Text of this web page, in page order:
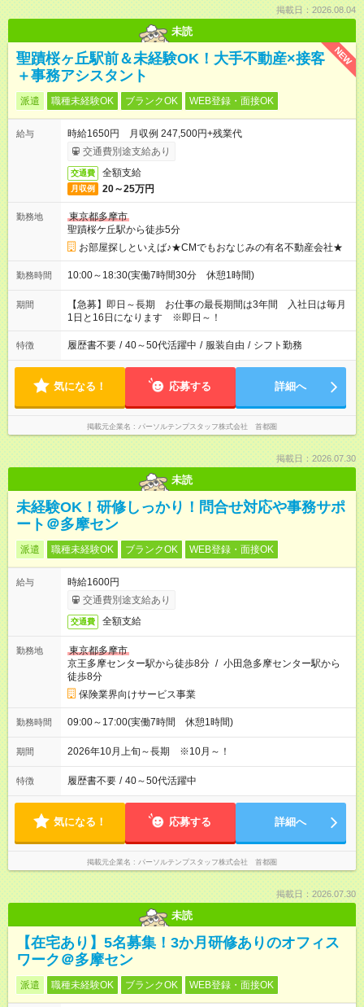
掲載日：2026.08.04
未読
NEW
聖蹟桜ヶ丘駅前＆未経験OK！大手不動産×接客
＋事務アシスタント
派遣 職種未経験OK ブランクOK WEB登録・面接OK
給与
時給1650円 月収例 247,500円+残業代
交通費別途支給あり
交通費 全額支給
月収例 20～25万円
勤務地
東京都多摩市
聖蹟桜ケ丘駅から徒歩5分
お部屋探しといえば♪★CMでもおなじみの有名不動産会社★
勤務時間 10:00～18:30(実働7時間30分 休憩1時間)
期間
【急募】即日～長期 お仕事の最長期間は3年間 入社日は毎月
1日と16日になります ※即日～！
特徴 履歴書不要 / 40～50代活躍中 / 服装自由 / シフト勤務
気になる！ 応募する 詳細へ
掲載元企業名 パーソルテンプスタッフ株式会社 首都圏
掲載日：2026.07.30
未読
未経験OK！研修しっかり！問合せ対応や事務サポ
ート＠多摩セン
派遣 職種未経験OK ブランクOK WEB登録・面接OK
給与
時給1600円
交通費別途支給あり
交通費 全額支給
勤務地
東京都多摩市
京王多摩センター駅から徒歩8分 / 小田急多摩センター駅から
徒歩8分
保険業界向けサービス事業
勤務時間 09:00～17:00(実働7時間 休憩1時間)
期間 2026年10月上旬～長期 ※10月～！
特徴 履歴書不要 / 40～50代活躍中
気になる！ 応募する 詳細へ
掲載元企業名 パーソルテンプスタッフ株式会社 首都圏
掲載日：2026.07.30
未読
【在宅あり】5名募集！3か月研修ありのオフィス
ワーク＠多摩セン
派遣 職種未経験OK ブランクOK WEB登録・面接OK